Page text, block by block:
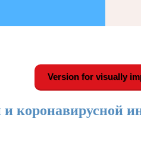
Version for visually
коронавирусной